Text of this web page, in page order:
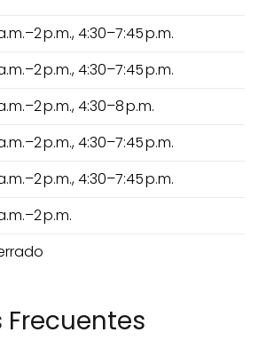
p.m., 4:30–7:45 p.m.
p.m., 4:30–7:45 p.m.
p.m., 4:30–8 p.m.
p.m., 4:30–7:45 p.m.
p.m., 4:30–7:45 p.m.
p.m.